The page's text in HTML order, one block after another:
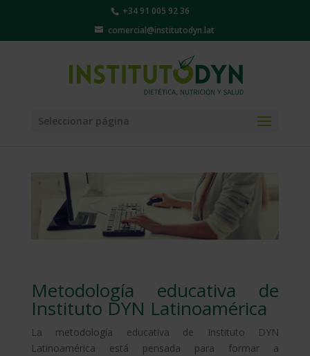
+34 91 005 92 36
comercial@institutodyn.lat
Seleccionar página
Metodología educativa de
Instituto DYN Latinoamérica
La metodología educativa de Instituto DYN
Latinoamérica está pensada para formar a